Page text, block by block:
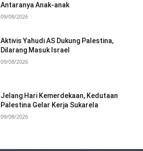
Antaranya Anak-anak
09/08/2026
Aktivis Yahudi AS Dukung Palestina,
Dilarang Masuk Israel
09/08/2026
Jelang Hari Kemerdekaan, Kedutaan
Palestina Gelar Kerja Sukarela
09/08/2026